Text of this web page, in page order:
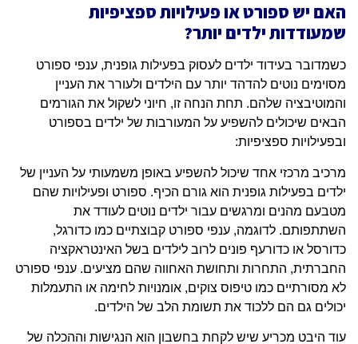
האם יש ספורט או פעילויות ספציפיות
שמעודדות ילדים יותר?
כשמדובר בעידוד ילדים לעסוק בפעילות גופנית, ענפי ספורט
מסוימים נוטים להדהד יותר עם הילדים ולעורר את העניין
והמוטיבציה שלהם. תחת הנחה זו, חיוני לשקול את הגורמים
הבאים שיכולים להשפיע על המעורבות של ילדים בספורט
ובפעילויות ספציפיות:
מרכיב מרכזי אחד שיכול להשפיע באופן משמעותי על העניין של
ילדים בפעילות גופנית הוא גורם הכיף. ספורט ופעילויות שהם
מטבעם מהנים ומרגשים עבור ילדים נוטים לעודד את
השתתפותם. לדוגמה, ענפי ספורט קבוצתיים כמו כדורגל,
כדורסל או כדורעף פונים לרוב לילדים בשל האינטראקציה
החברתית, התחרות ותחושת האחווה שהם מציעים. ענפי ספורט
לא מסורתיים כמו טיפוס צוקים, אומנויות לחימה או התעמלות
יכולים גם הם ללכוד את תשומת הלב של הילדים.
עוד היבט מכריע שיש לקחת בחשבון הוא הנגישות וההכלה של